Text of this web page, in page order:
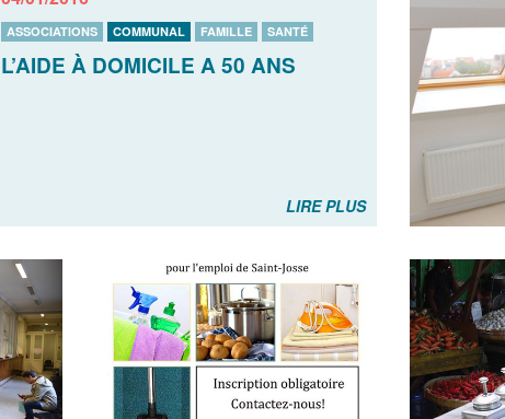
ASSOCIATIONS COMMUNAL FAMILLE SANTÉ
L’AIDE À DOMICILE A 50 ANS
LIRE PLUS